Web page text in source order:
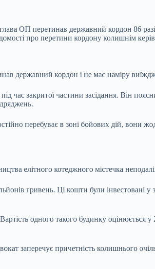
ОП перетинав державний кордон 86
про перетини кордону колишнім
державний кордон і не має наміру
час закритої частини засідання. Він
перебуває в зоні бойових дій, вони
елітного котеджного містечка
гривень. Ці кошти були інвестовані
одного такого будинку оцінюється у
заперечує причетність колишнього